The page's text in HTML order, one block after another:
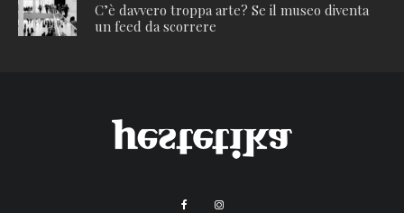
C’è davvero troppa arte? Se il museo diventa
un feed da scorrere